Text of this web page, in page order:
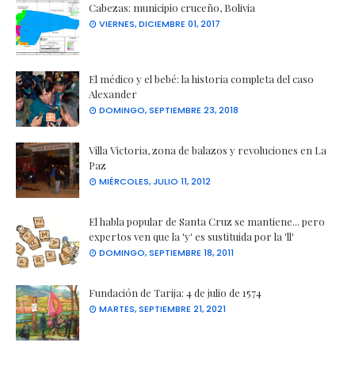
Cabezas: municipio cruceño, Bolivia
VIERNES, DICIEMBRE 01, 2017
El médico y el bebé: la historia completa del caso
Alexander
DOMINGO, SEPTIEMBRE 23, 2018
Villa Victoria, zona de balazos y revoluciones en La
Paz
MIÉRCOLES, JULIO 11, 2012
El habla popular de Santa Cruz se mantiene... pero
expertos ven que la 'y' es sustituida por la 'll'
DOMINGO, SEPTIEMBRE 18, 2011
Fundación de Tarija: 4 de julio de 1574
MARTES, SEPTIEMBRE 21, 2021